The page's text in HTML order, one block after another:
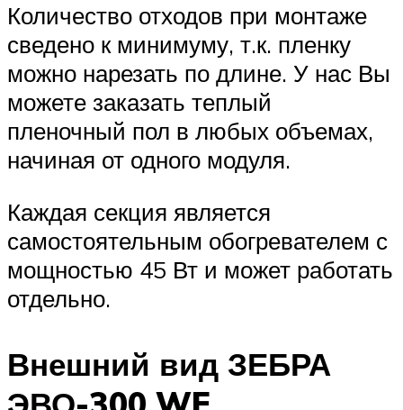
Количество отходов при монтаже
сведено к минимуму, т.к. пленку
можно нарезать по длине. У нас Вы
можете заказать теплый
пленочный пол в любых объемах,
начиная от одного модуля.
Каждая секция является
самостоятельным обогревателем с
мощностью 45 Вт и может работать
отдельно.
Внешний вид ЗЕБРА